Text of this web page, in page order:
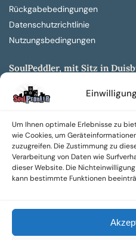
Um Ihnen optimale Erlebnisse zu
wie Cookies, um
zuzugreifen. Die Zustimmung zu
Verarbeitung von Daten wie
dieser Website. Die
kann bestimmte Funktionen
Rückgabebedingungen
Datenschutzrichtlinie
Nutzungsbedingungen
SoulPeddler, mit Sitz in
entwickelt aus dem
Wir bieten eine breite Auswahl
sammelwürdigen als auch
Vinyl, CD und weiteren Medien.
Sowohl neue als auch
Wir setzen uns leidenschaftlich
Labels ein und bieten